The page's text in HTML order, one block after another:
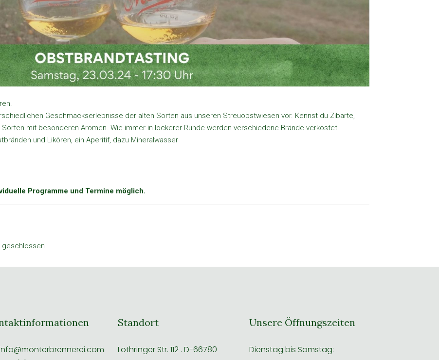
Geschmackserlebnisse der alten Sorten aus unseren Streuobstwiesen vor. Kennst du Zibarte,
mit besonderen Aromen. Wie immer in lockerer Runde werden verschiedene Brände verkostet.
und Likören, ein Aperitif, dazu Mineralwasser
Programme und Termine möglich.
geschlossen.
Standort
Lothringer Str. 112 . D-66780
Unsere Öffnungszeiten
Dienstag bis Samstag: